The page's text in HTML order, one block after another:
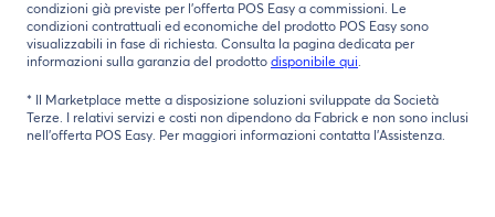
condizioni già previste per l’offerta POS Easy a commissioni. Le
condizioni contrattuali ed economiche del prodotto POS Easy sono
visualizzabili in fase di richiesta. Consulta la pagina dedicata per
informazioni sulla garanzia del prodotto disponibile qui.
* Il Marketplace mette a disposizione soluzioni sviluppate da Società
Terze. I relativi servizi e costi non dipendono da Fabrick e non sono inclusi
nell’offerta POS Easy. Per maggiori informazioni contatta l’Assistenza.